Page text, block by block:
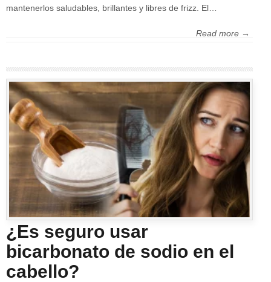
mantenerlos saludables, brillantes y libres de frizz. El…
Read more →
¿Es seguro usar
bicarbonato de sodio en el
cabello?